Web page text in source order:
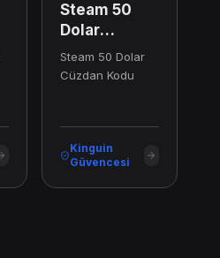
Steam 50
Dolar
Cüzdan
Kodu
Steam 50 Dolar
Cüzdan Kodu
Kinguin
Güvencesi